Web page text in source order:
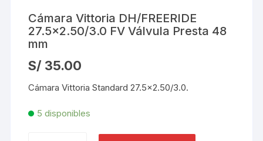
Cámara Vittoria DH/FREERIDE
27.5×2.50/3.0 FV Válvula Presta 48
mm
S/ 35.00
Cámara Vittoria Standard 27.5×2.50/3.0.
5 disponibles